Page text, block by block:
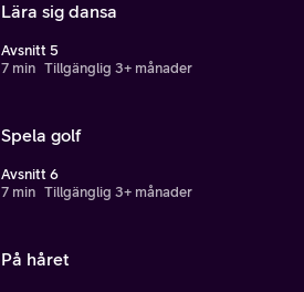
Lära sig dansa
Avsnitt 5
7 min Tillgänglig 3+ månader
Spela golf
Avsnitt 6
7 min Tillgänglig 3+ månader
På håret